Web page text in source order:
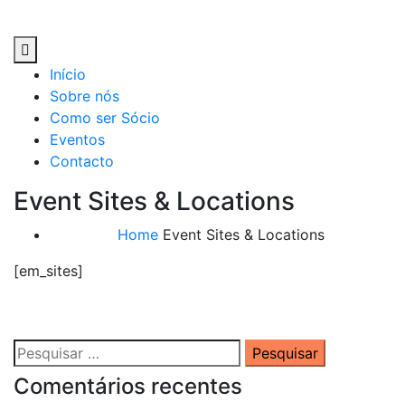
content
Início
Sobre nós
Como ser Sócio
Eventos
Contacto
Event Sites & Locations
HomeEvent Sites & Locations
[em_sites]
Pesquisar
por:
Comentários recentes